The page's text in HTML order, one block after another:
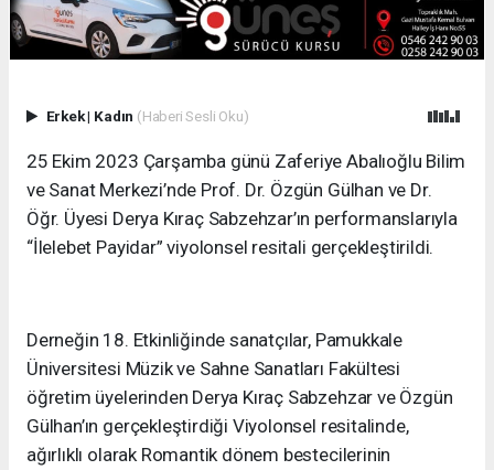
Erkek| Kadın (Haberi Sesli Oku)
25 Ekim 2023 Çarşamba günü Zaferiye Abalıoğlu Bilim
ve Sanat Merkezi’nde Prof. Dr. Özgün Gülhan ve Dr.
Öğr. Üyesi Derya Kıraç Sabzehzar’ın performanslarıyla
“İlelebet Payidar” viyolonsel resitali gerçekleştirildi.
Derneğin 18. Etkinliğinde sanatçılar, Pamukkale
Üniversitesi Müzik ve Sahne Sanatları Fakültesi
öğretim üyelerinden Derya Kıraç Sabzehzar ve Özgün
Gülhan’ın gerçekleştirdiği Viyolonsel resitalinde,
ağırlıklı olarak Romantik dönem bestecilerinin